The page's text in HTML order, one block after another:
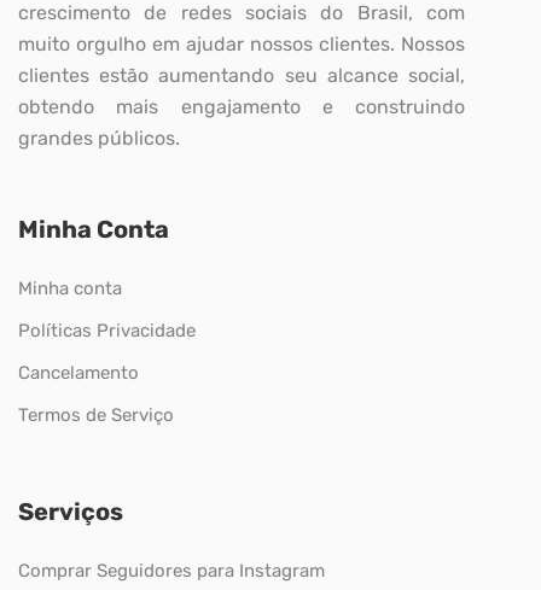
crescimento de redes sociais do Brasil, com
muito orgulho em ajudar nossos clientes. Nossos
clientes estão aumentando seu alcance social,
obtendo mais engajamento e construindo
grandes públicos.
Minha Conta
Minha conta
Políticas Privacidade
Cancelamento
Termos de Serviço
Serviços
Comprar Seguidores para Instagram